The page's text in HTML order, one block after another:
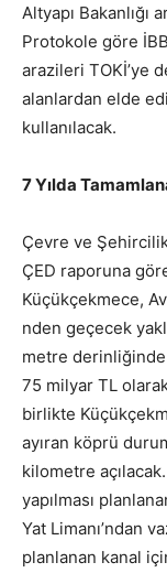
Altyapı Bakanlığı
Protokole göre
arazileri TOKİ’ye
alanlardan elde
kullanılacak.
7 Yılda
Çevre ve Şehircilik
ÇED raporuna
Küçükçekmece,
nden geçecek
metre
75 milyar TL olarak
birlikte
ayıran köprü
kilometre
yapılması
Yat Limanı’ndan
planlanan kanal